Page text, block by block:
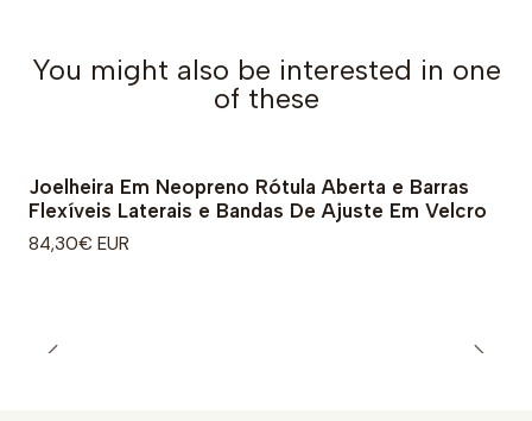
You might also be interested in one
of these
Joelheira Em Neopreno Rótula Aberta e Barras
Flexíveis Laterais e Bandas De Ajuste Em Velcro
84,30€ EUR